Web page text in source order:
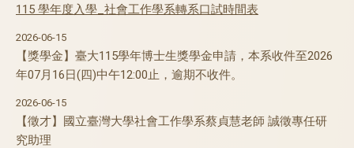
115 學年度入學_社會工作學系轉系口試時間表
2026-06-15
【獎學金】臺大115學年博士生獎學金申請，本系收件至2026
年07月16日(四)中午12:00止，逾期不收件。
2026-06-15
【徵才】國立臺灣大學社會工作學系蔡貞慧老師 誠徵專任研
究助理